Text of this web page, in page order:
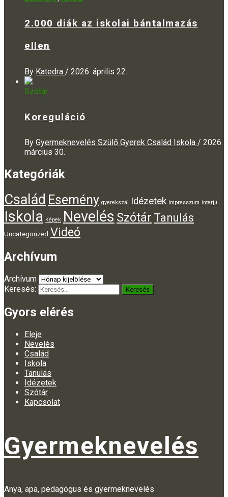
2.000 diák az iskolai bántalmazás
ellen
By Katedra / 2026. április 22.
Szótár
Koreguláció
By Gyermeknevelés Szülő Gyerek Család Iskola / 2026.
március 30.
Kategóriák
Család Esemény gyerekszáj Idézetek Impresszum interjú
Iskola Képek Nevelés Szótár Tanulás
Uncategorized Videó
Archívum
Archívum
Keresés:
Gyors elérés
Eleje
Nevelés
Család
Iskola
Tanulás
Idézetek
Szótár
Kapcsolat
Gyermeknevelés
Anya, apa, pedagógus és gyermeknevelés